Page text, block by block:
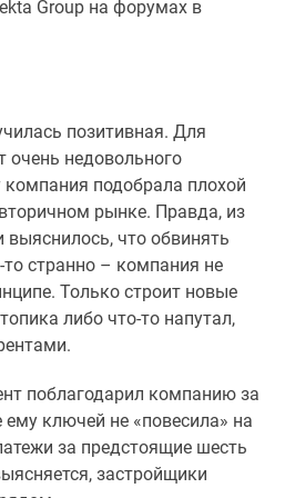
Group на форумах в
позитивная. Для
очень недовольного
подобрала плохой
рынке. Правда, из
что обвинять
странно – компания не
Только строит новые
либо что-то напутал,
поблагодарил компанию за
ключей не «повесила» на
за предстоящие шесть
застройщики